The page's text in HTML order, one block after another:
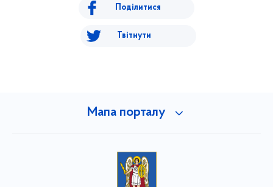
Поділитися
Твітнути
Мапа порталу